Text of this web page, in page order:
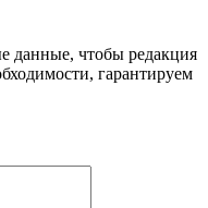
данные, чтобы редакция
гарантируем